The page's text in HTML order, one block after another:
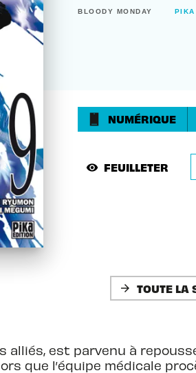
BLOODY MONDAY PIKA
NUMÉRIQUE
visibility FEUILLETER
arrow_forward TOUTE LA
alliés, est parvenu à
que l’équipe médicale